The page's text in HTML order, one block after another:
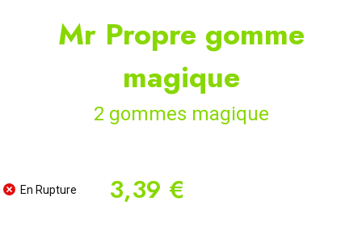
Mr Propre gomme
magique
2 gommes magique
En Rupture 3,39 €